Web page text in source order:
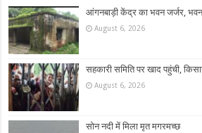
आंगनबाड़ी केंद्र का भवन जर्जर,
August 6, 2026
सहकारी समिति पर खाद पहुंची,
August 6, 2026
सोन नदी में मिला मृत मगरमच्छ